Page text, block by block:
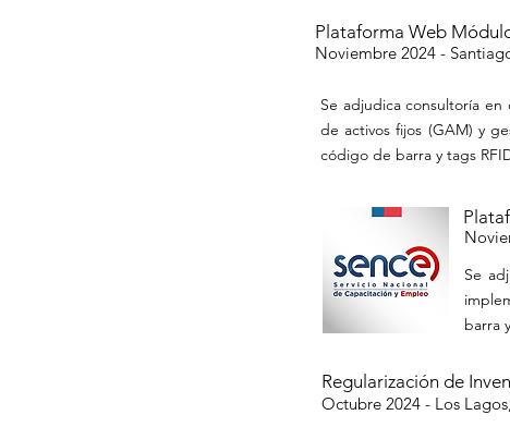
Plataforma Web
Noviembre 2024 -
Se adjudica consultoría
de activos fijos (GAM) y
código de barra y tags
Se
barra
Regularización de
Octubre 2024 - Los